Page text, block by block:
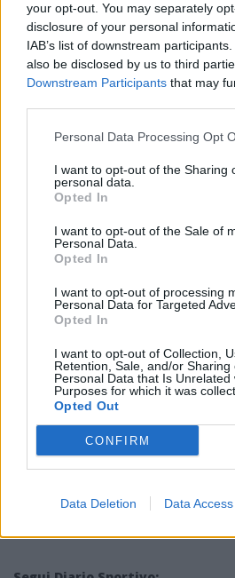
your opt-out. You may separately
disclosure of your personal
IAB’s list of downstream
also be disclosed by us to third
Downstream Participants that may
Personal Data Processing Opt
I want to opt-out of the Sharing
personal data.
Opted In
I want to opt-out of the Sale of
Personal Data.
Opted In
I want to opt-out of processing
Personal Data for Targeted
Opted In
I want to opt-out of Collection,
Retention, Sale, and/or Sharing
Personal Data that Is Unrelated
Purposes for which it was
Opted Out
CONFIRM
Data Deletion Data Access
Per Carbonia e
ripartire dalla
7 Ago 2026
Il Selargius
6 Ago 2026
Definiti gli organici
7 Ago 2026